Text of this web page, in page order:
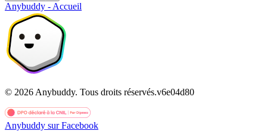
Anybuddy - Accueil
© 2026 Anybuddy. Tous droits réservés.v6e04d80
Anybuddy sur Facebook